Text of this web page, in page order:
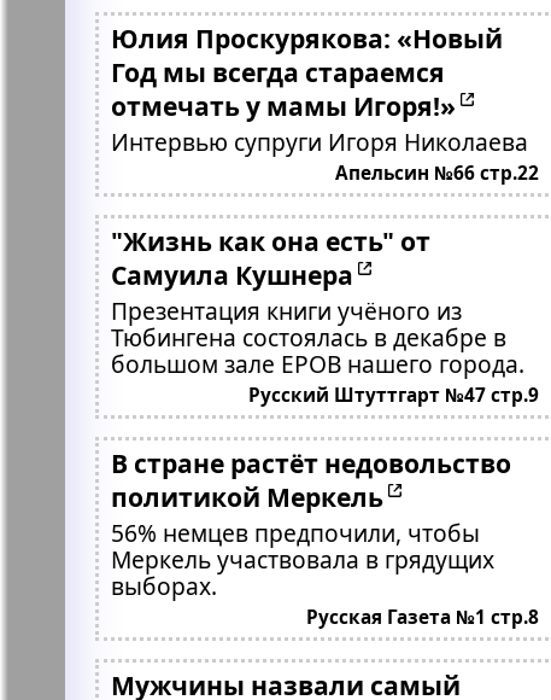
Юлия Проскурякова: «Новый
Год мы всегда стараемся
отмечать у мамы Игоря!»
Интервью супруги Игоря Николаева
Апельсин №66 стр.22
"Жизнь как она есть" от
Самуила Кушнера
Презентация книги учёного из
Тюбингена состоялась в декабре в
большом зале ЕРОВ нашего города.
Русский Штуттгарт №47 стр.9
В стране растёт недовольство
политикой Меркель
56% немцев предпочили, чтобы
Меркель участвовала в грядущих
выборах.
Русская Газета №1 стр.8
Мужчины назвали самый